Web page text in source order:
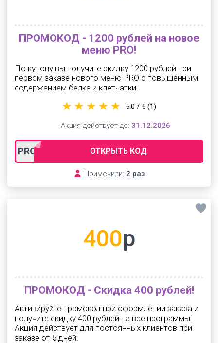
ПРОМОКОД - 1200 рублей на новое
меню PRO!
По купону вы получите скидку 1200 рублей при
первом заказе нового меню PRO с повышенным
содержанием белка и клетчатки!
PRO1200 ОТКРЫТЬ КОД
Применили: 2 раз
5.0 / 5 (1)
Акция действует до: 31.12.2026
400р
ПРОМОКОД - Скидка 400 рублей!
Активируйте промокод при оформлении заказа и
получите скидку 400 рублей на все программы!
Акция действует для постоянных клиентов при
заказе от 5 дней.